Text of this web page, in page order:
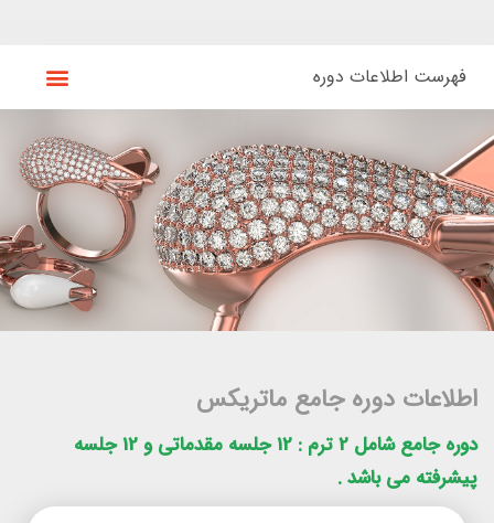
فهرست اطلاعات دوره
اطلاعات دوره جامع ماتریکس
دوره جامع شامل 2 ترم : 12 جلسه مقدماتی و 12 جلسه
پیشرفته می باشد .